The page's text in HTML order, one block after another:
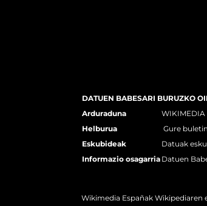
DATUEN BABESARI BURUZKO
Arduraduna
WIKIMEDIA
Helburua
Gure
Eskubideak
Datuak
Informazio osagarria Datuen
Wikimedia Españak